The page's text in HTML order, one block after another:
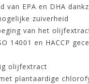
van EPA en DHA
zuiverheid
van het
14001 en HACCP
olijfextract
plantaardige